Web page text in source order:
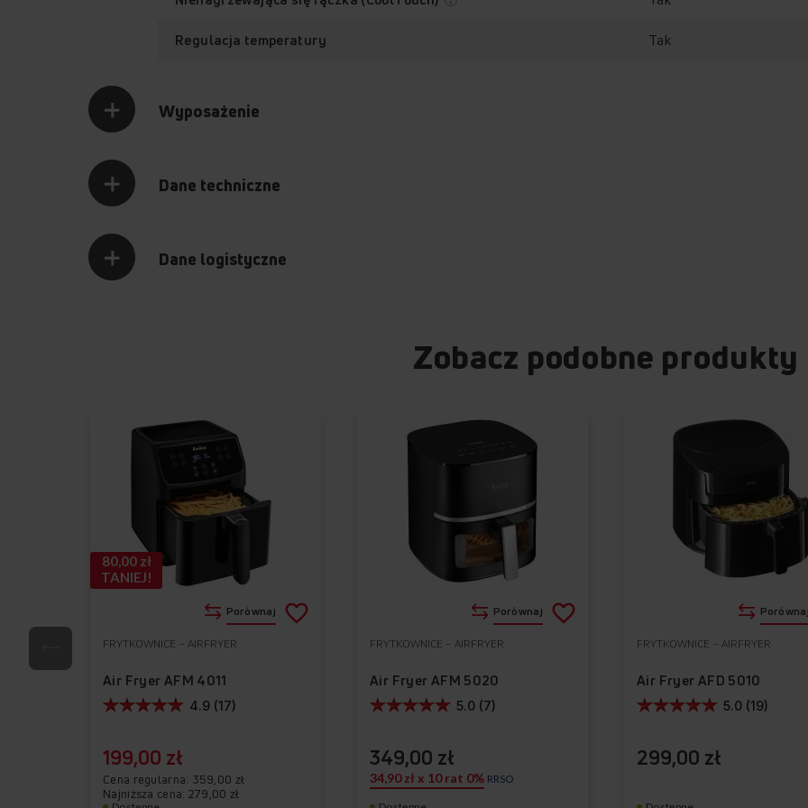
Zabezpieczenie przed
+
+
OTWÓRZ
AFM 7020
Regulacja temperatury Tak
Wyposażenie
Dane techniczne
Dane logistyczne
Zobacz podobne produkty
Najniższa cena: 279,00 zł
FRYTKOWNICE – AIRFRYER
Air Fryer AFM 4011
4.9 (17)
199,00 zł
Cena regularna 359,00 zł
Porównaj Dodaj
80,00 zł
TANIEJ!
FRYTKOWNICE – AIRFRYER
Air Fryer AFM 5020
5.0 (7)
349,00 zł
34,90 zł x 10 rat 0% RRSO
Porównaj Dodaj
FRYTKOWNICE – AIRFRYER
Air Fryer AFD 5010
5.0 (19)
299,00 zł
Porównaj